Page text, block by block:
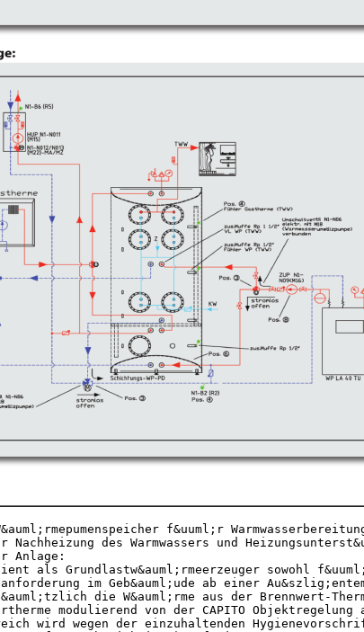
f&uuml;r
Nachheizung des Warmwassers und
Anlage:
dient als Grundlastw&auml;rmeerzeuger sowohl
im Geb&auml;ude ab einer
die W&auml;rme aus der Brennwert-
modulierend von der CAPITO
wird wegen der einzuhaltenden